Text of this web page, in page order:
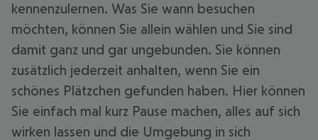
kennenzulernen. Was Sie wann besuchen
möchten, können Sie allein wählen und Sie sind
damit ganz und gar ungebunden. Sie können
zusätzlich jederzeit anhalten, wenn Sie ein
schönes Plätzchen gefunden haben. Hier können
Sie einfach mal kurz Pause machen, alles auf sich
wirken lassen und die Umgebung in sich